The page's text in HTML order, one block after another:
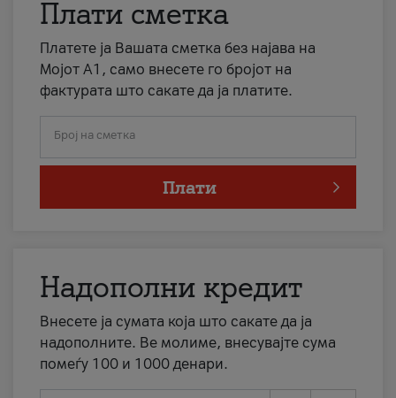
Плати сметка
Платете ја Вашата сметка без најава на
Мојот А1, само внесете го бројот на
фактурата што сакате да ја платите.
Број на сметка
Плати
Надополни кредит
Внесете ја сумата која што сакате да ја
надополните. Ве молиме, внесувајте сума
помеѓу 100 и 1000 денари.